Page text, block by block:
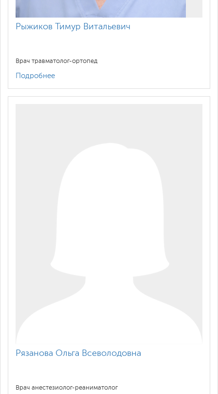
Рыжиков Тимур Витальевич
Врач травматолог-ортопед
Подробнее
Рязанова Ольга Всеволодовна
Врач анестезиолог-реаниматолог